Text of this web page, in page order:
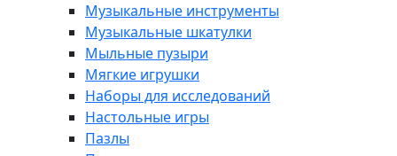
Музыкальные инструменты
Музыкальные шкатулки
Мыльные пузыри
Мягкие игрушки
Наборы для исследований
Настольные игры
Пазлы